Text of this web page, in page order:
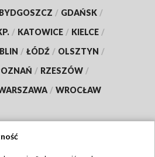
BYDGOSZCZ / GDAŃSK /
/ KATOWICE / KIELCE /
/ ŁÓDŹ / OLSZTYN /
/ RZESZÓW /
/ WROCŁAW